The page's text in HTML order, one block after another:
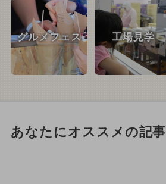
グルメフェス 工場見学
あなたにオススメの記事